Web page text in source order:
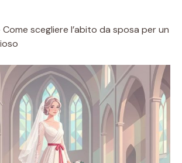
Come scegliere l’abito da sposa per un